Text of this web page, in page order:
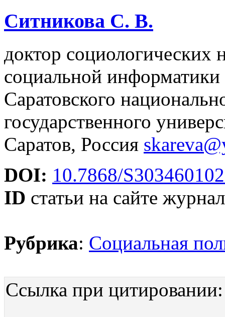
Ситникова С. В.
доктор социологических
социальной информатики
Саратовского
государственного
Саратов, Россия
DOI: 10.7868/
ID статьи на сайте
Рубрика: Социальная
Ссылка при цитировании: